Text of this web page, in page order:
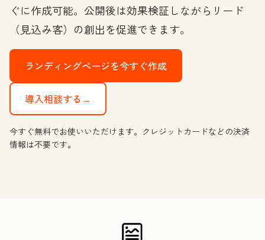
ぐに作成可能。公開後は効果検証しながらリード
（見込み客）の創出を促進できます。
ランディングページを今すぐ作成
導入相談する→
今すぐ無料でお使いいただけます。クレジットカードなどの決済
情報は不要です。